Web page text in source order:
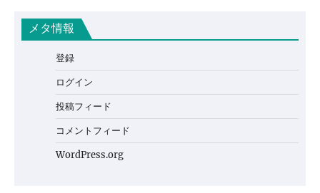
メタ情報
登録
ログイン
投稿フィード
コメントフィード
WordPress.org